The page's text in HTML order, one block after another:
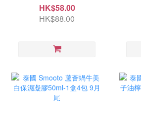
HK$58.00
HK$88.00